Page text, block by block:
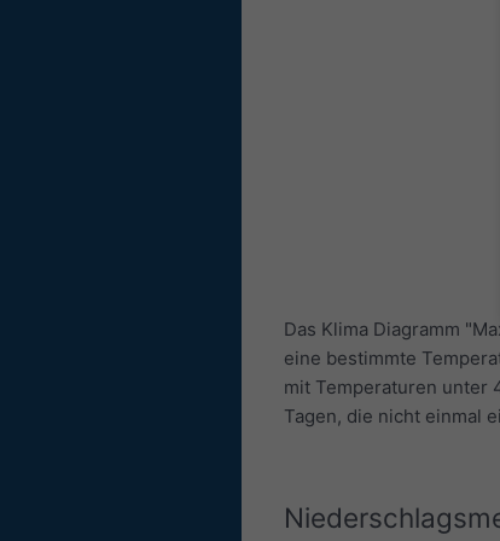
Das Klima Diagramm
eine bestimmte
mit Temperaturen unter
Tagen, die nicht einmal